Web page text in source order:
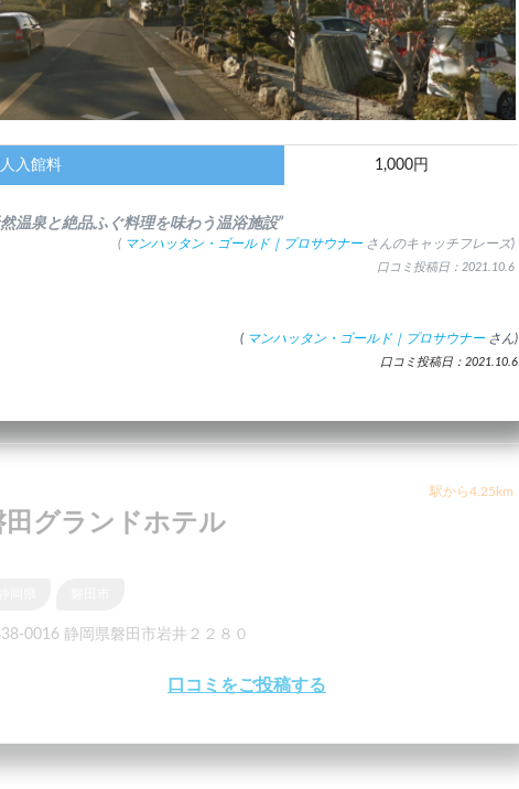
入館料 1,000円
然温泉と絶品ふぐ料理を味わう温浴施設”
( マンハッタン・ゴールド｜プロサウナー さんのキャッチフレーズ)
口コミ投稿日：2021.10.6
( マンハッタン・ゴールド｜プロサウナー さん)
口コミ投稿日：2021.10.6
駅から4.25km
田グランドホテル
0016 静岡県磐田市岩井２２８０
口コミをご投稿する